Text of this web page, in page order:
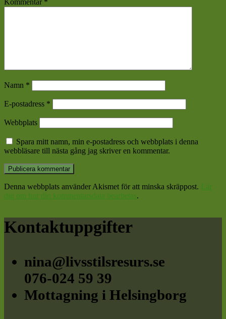
Kommentar *
Namn *
E-postadress *
Webbplats
Spara mitt namn, min e-postadress och webbplats i denna
webbläsare till nästa gång jag skriver en kommentar.
Denna webbplats använder Akismet för att minska skräppost. Lär
dig om hur din kommentarsdata bearbetas.
Footer
Kontaktuppgifter
nina@livsstilsresurs.se
076-024 59 39
Mottagning i Helsingborg